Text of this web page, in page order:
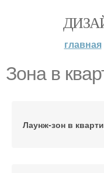
главная
Зона в
Лаунж-зон в